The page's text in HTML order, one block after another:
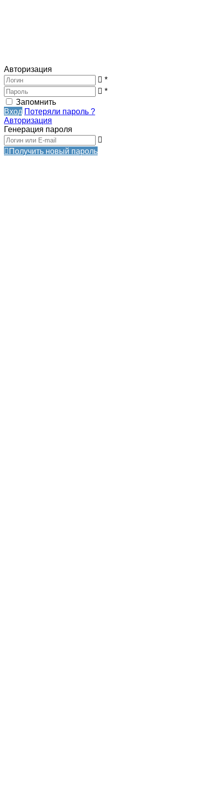
Авторизация
*
*
Запомнить
Вход Потеряли пароль ?
Авторизация
Генерация пароля
Получить новый пароль